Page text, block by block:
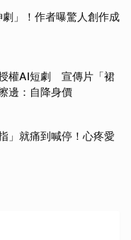
」！作者曝驚人創作成
權AI短劇 宣傳片「裙
邊：自降身價
」就痛到喊停！心疼愛